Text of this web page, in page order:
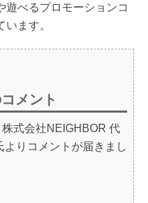
遊べるプロモーションコ
ます。
メント
式会社NEIGHBOR 代
りコメントが届きまし